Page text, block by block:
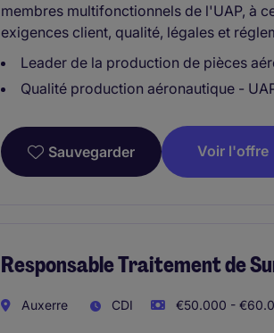
membres multifonctionnels de l'UAP, à
exigences client, qualité, légales et
Leader de la production de pièces
Qualité production aéronautique -
Sauvegarder Voir l'offre
Responsable Traitement de
Auxerre CDI €50.000 -